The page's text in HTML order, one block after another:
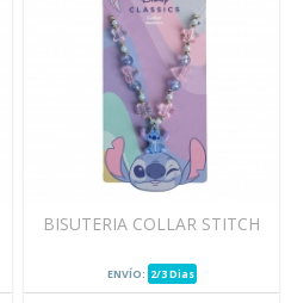
BISUTERIA COLLAR STITCH
ENVÍO: 2/3 Dias